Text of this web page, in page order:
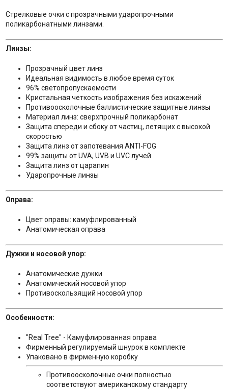
Стрелковые очки с прозрачными ударопрочными
поликарбонатными линзами.
Линзы:
Прозрачный цвет линз
Идеальная видимость в любое время суток
96% светопропускаемости
Кристальная четкость изображения без искажений
Противоосколочные баллистические защитные линзы
Материал линз: сверхпрочный поликарбонат
Защита спереди и сбоку от частиц, летящих с высокой
скоростью
Защита линз от запотевания ANTI-FOG
99% защиты от UVA, UVB и UVC лучей
Защита линз от царапин
Ударопрочные линзы
Оправа:
Цвет оправы: камуфлированный
Анатомическая оправа
Дужки и носовой упор:
Анатомические дужки
Анатомический носовой упор
Противоскользящий носовой упор
Особенности:
"Real Tree" - Камуфлированная оправа
Фирменный регулируемый шнурок в комплекте
Упаковано в фирменную коробку
Противоосколочные очки полностью
соответствуют американскому стандарту